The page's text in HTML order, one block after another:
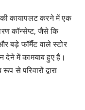
की कायापलट करने में एक
कॉन्सेप्ट, जैसे कि
बड़े फॉर्मैट वाले स्टोर
देने में कामयाब हुए हैं।
से परिवारों द्वारा